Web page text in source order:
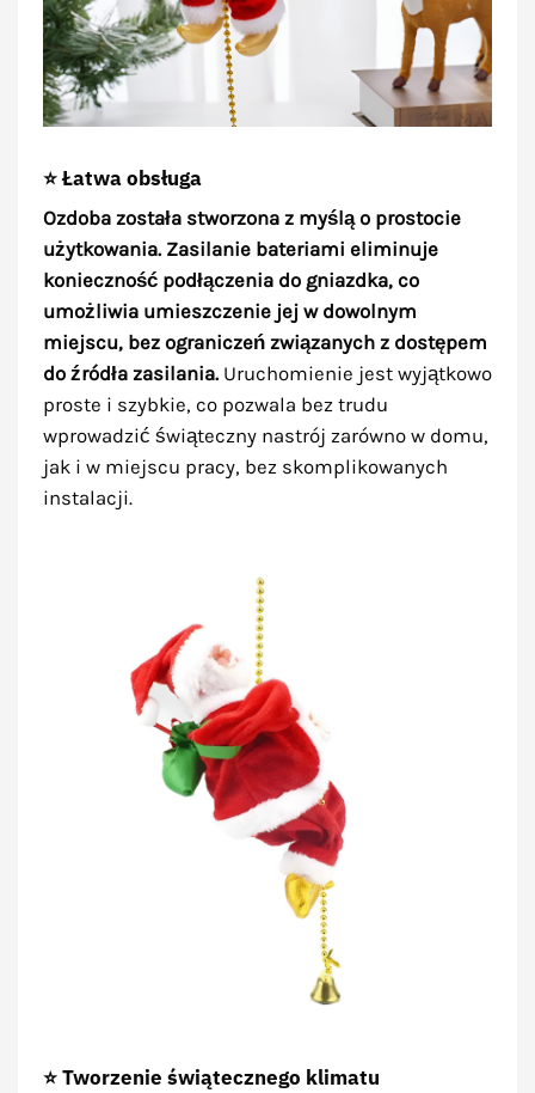
⭐ Łatwa obsługa
Ozdoba została stworzona z myślą o prostocie
użytkowania. Zasilanie bateriami eliminuje
konieczność podłączenia do gniazdka, co
umożliwia umieszczenie jej w dowolnym
miejscu, bez ograniczeń związanych z dostępem
do źródła zasilania.Uruchomienie jest wyjątkowo
proste i szybkie, co pozwala bez trudu
wprowadzić świąteczny nastrój zarówno w domu,
jak i w miejscu pracy, bez skomplikowanych
instalacji.
⭐ Tworzenie świątecznego klimatu